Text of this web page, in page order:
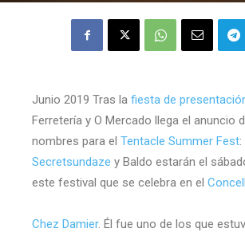
Junio 2019 Tras la fiesta de
Ferretería y O Mercado llega el anuncio
nombres para el Tentacle Summer Fest
Secretsundaze y Baldo estarán el
este festival que se celebra en el
Chez Damier. Él fue uno de los que